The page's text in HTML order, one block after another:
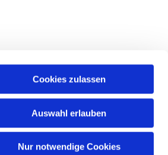
Cookies zulassen
Auswahl erlauben
Nur notwendige Cookies